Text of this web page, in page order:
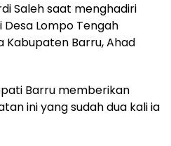
Saleh saat menghadiri
Lompo Tengah
Kabupaten Barru, Ahad
Barru memberikan
ini yang sudah dua kali ia